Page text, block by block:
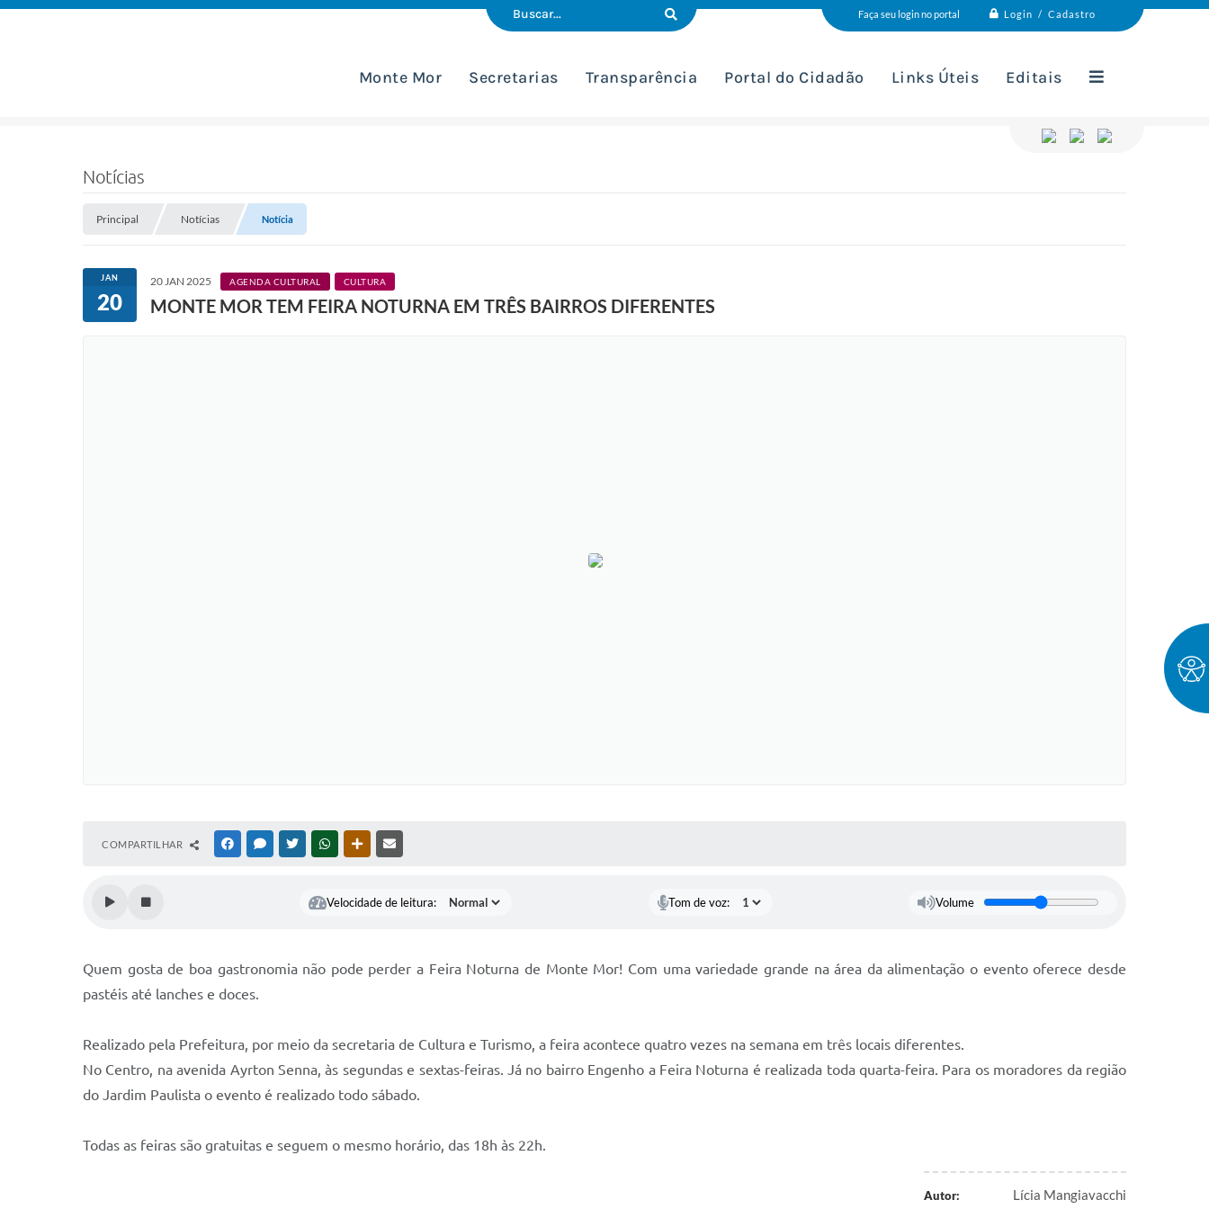
Faça seu login no portal Login / Cadastro
Monte Mor Secretarias Transparência Portal do Cidadão Links Úteis Editais
Notícias
Principal Notícias Notícia
JAN
20
20 JAN 2025 AGENDA CULTURAL CULTURA
MONTE MOR TEM FEIRA NOTURNA EM TRÊS BAIRROS DIFERENTES
COMPARTILHAR FACEBOOKMESSENGER
TWITTERWHATSAPPOUTRAS MÍDIAS
Velocidade de leitura: Tom de voz: Volume
Quem gosta de boa gastronomia não pode perder a Feira Noturna de Monte Mor! Com uma variedade grande na área da alimentação o evento oferece desde
pastéis até lanches e doces.
Realizado pela Prefeitura, por meio da secretaria de Cultura e Turismo, a feira acontece quatro vezes na semana em três locais diferentes.
No Centro, na avenida Ayrton Senna, às segundas e sextas-feiras. Já no bairro Engenho a Feira Noturna é realizada toda quarta-feira. Para os moradores da região
do Jardim Paulista o evento é realizado todo sábado.
Todas as feiras são gratuitas e seguem o mesmo horário, das 18h às 22h.
Autor: Lícia Mangiavacchi